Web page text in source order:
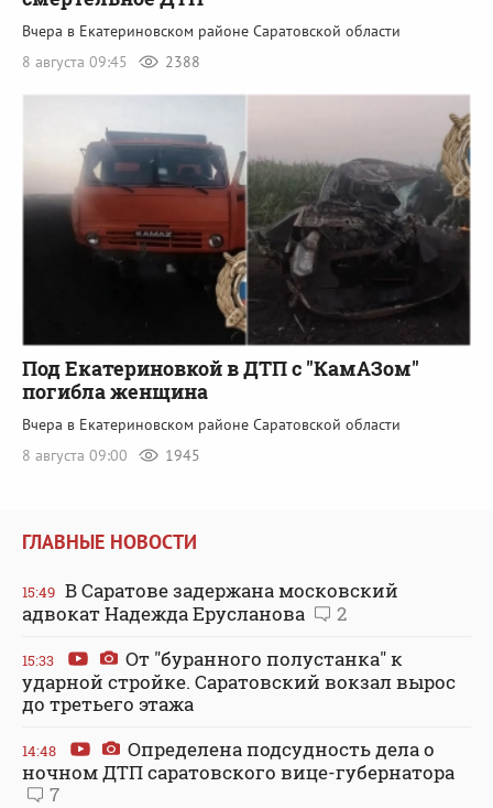
Вчера в Екатериновском районе Саратовской области
8 августа 09:45
2388
Под Екатериновкой в ДТП с "КамАЗом"
погибла женщина
Вчера в Екатериновском районе Саратовской области
8 августа 09:00
1945
ГЛАВНЫЕ НОВОСТИ
15:49 В Саратове задержана московский
адвокат Надежда Ерусланова
2
15:33
От "буранного полустанка" к
ударной стройке. Саратовский вокзал вырос
до третьего этажа
14:48
Определена подсудность дела о
ночном ДТП саратовского вице-губернатора
7